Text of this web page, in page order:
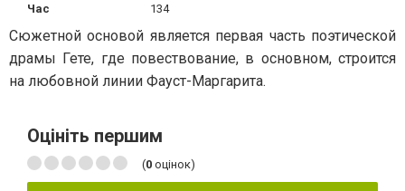
Час 134
Сюжетной основой является первая часть поэтической
драмы Гете, где повествование, в основном, строится
на любовной линии Фауст-Маргарита.
Оцініть першим
(0 оцінок)